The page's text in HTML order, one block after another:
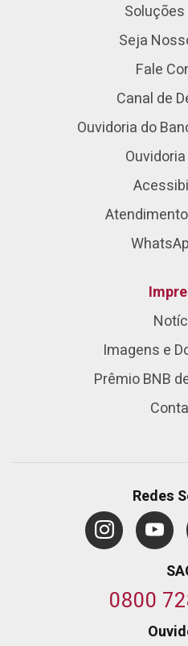
Seja
Fale
Canal de
Ouvidoria do
Imagens e
Prêmio BNB
Redes
0800